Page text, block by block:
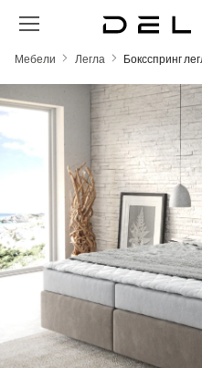
Преминете към основното
Мебели Легла Боксспринг
Пропуснете галерия с